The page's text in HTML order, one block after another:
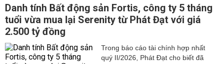
Danh tính Bất động sản Fortis, công ty 5 tháng
tuổi vừa mua lại Serenity từ Phát Đạt với giá
2.500 tỷ đồng
Trong báo cáo tài chính hợp nhất
quý II/2026, Phát Đạt cho biết đã